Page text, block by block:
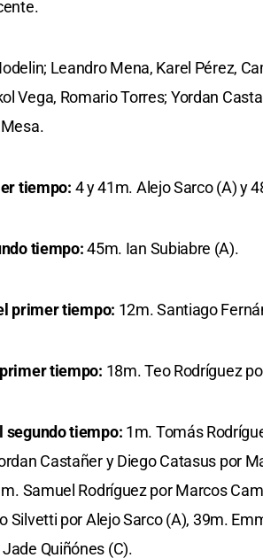
Leandro Mena, Karel Pérez,
Vega, Romario Torres; Yordan
tiempo: 4 y 41m. Alejo Sarco (A) y
tiempo:45m. Ian Subiabre (A).
primer tiempo: 12m. Santiago
tiempo: 18m. Teo Rodríguez
segundo tiempo: 1m. Tomás
Castañer y Diego Catasus por
Samuel Rodríguez por Marcos
Silvetti por Alejo Sarco (A), 39m.
Quiñónes (C).